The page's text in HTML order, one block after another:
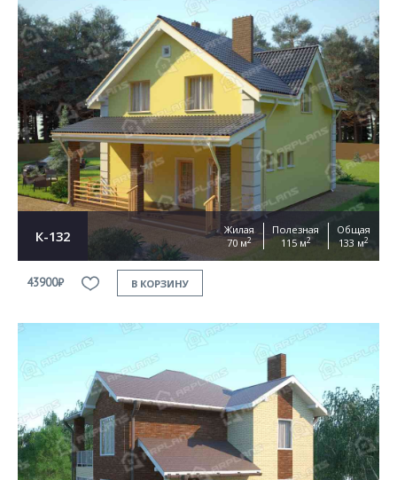
К-132
Жилая
70 м2
Полезная
115 м2
Общая
133 м2
43900₽ В КОРЗИНУ